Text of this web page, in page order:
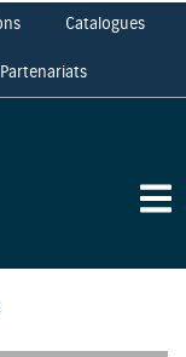
Catalogues
Partenariats